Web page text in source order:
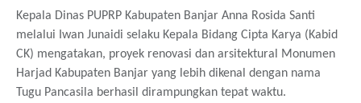
Kepala Dinas PUPRP Kabupaten Banjar Anna Rosida Santi
melalui Iwan Junaidi selaku Kepala Bidang Cipta Karya (Kabid
CK) mengatakan, proyek renovasi dan arsitektural Monumen
Harjad Kabupaten Banjar yang lebih dikenal dengan nama
Tugu Pancasila berhasil dirampungkan tepat waktu.